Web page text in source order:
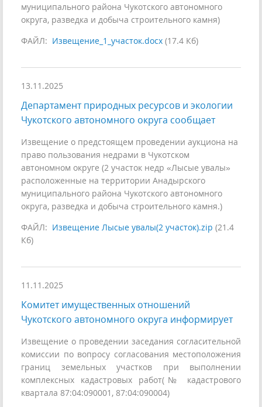
муниципального района Чукотского автономного
округа, разведка и добыча строительного камня)
ФАЙЛ: Извещение_1_участок.docx (17.4 Кб)
13.11.2025
Департамент природных ресурсов и экологии
Чукотского автономного округа сообщает
Извещение о предстоящем проведении аукциона на
право пользования недрами в Чукотском
автономном округе (2 участок недр «Лысые увалы»
расположенные на территории Анадырского
муниципального района Чукотского автономного
округа, разведка и добыча строительного камня.)
ФАЙЛ: Извещение Лысые увалы(2 участок).zip (21.4
Кб)
11.11.2025
Комитет имущественных отношений
Чукотского автономного округа информирует
Извещение о проведении заседания согласительной
комиссии по вопросу согласования местоположения
границ земельных участков при выполнении
комплексных кадастровых работ(№ кадастрового
квартала 87:04:090001, 87:04:090004)